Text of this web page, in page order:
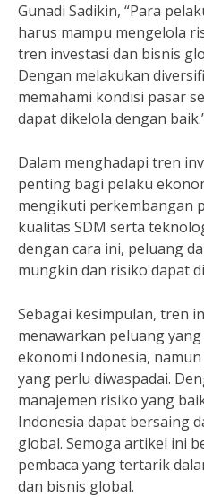
Gunadi Sadikin, “Para
harus mampu mengelola
tren investasi dan bisnis
Dengan melakukan
memahami kondisi pasar
dapat dikelola dengan
Dalam menghadapi tren
penting bagi pelaku
mengikuti perkembangan
kualitas SDM serta
dengan cara ini, peluang
mungkin dan risiko dapat
Sebagai kesimpulan, tren
menawarkan peluang
ekonomi Indonesia,
yang perlu diwaspadai.
manajemen risiko yang
Indonesia dapat bersaing
global. Semoga artikel ini
pembaca yang tertarik
dan bisnis global.